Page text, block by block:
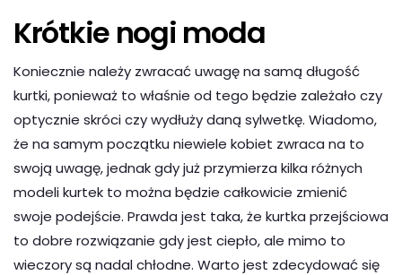
Krótkie nogi moda
Koniecznie należy zwracać uwagę na samą długość
kurtki, ponieważ to właśnie od tego będzie zależało czy
optycznie skróci czy wydłuży daną sylwetkę. Wiadomo,
że na samym początku niewiele kobiet zwraca na to
swoją uwagę, jednak gdy już przymierza kilka różnych
modeli kurtek to można będzie całkowicie zmienić
swoje podejście. Prawda jest taka, że kurtka przejściowa
to dobre rozwiązanie gdy jest ciepło, ale mimo to
wieczory są nadal chłodne. Warto jest zdecydować się